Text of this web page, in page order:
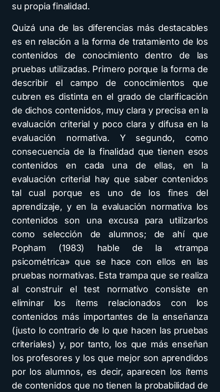
su propia finalidad.
Quizá una de las diferencias más destacables
es en relación a la forma de tratamiento de los
contenidos de conocimiento dentro de las
pruebas utilizadas. Primero porque la forma de
describir el campo de conocimientos que
cubren es distinta en el grado de clarificación
de dichos contenidos, muy clara y precisa en la
evaluación criterial y poco clara y difusa en la
evaluación normativa. Y segundo, como
consecuencia de la finalidad que tienen esos
contenidos en cada una de ellas, en la
evaluación criterial hay que saber contenidos
tal cual porque es uno de los fines del
aprendizaje, y en la evaluación normativa los
contenidos son una excusa para utilizarlos
como selección de alumnos; de ahí que
Popham (1983) hable de la «trampa
psicométrica» que se hace con ellos en las
pruebas normativas. Esta trampa que se realiza
al construir el test normativo consiste en
eliminar los ítems relacionados con los
contenidos más importantes de la enseñanza
(justo lo contrario de lo que hacen las pruebas
criteriales) y, por tanto, los que más enseñan
los profesores y los que mejor son aprendidos
por los alumnos, es decir, aparecen los ítems
de contenidos que no tienen la probabilidad de